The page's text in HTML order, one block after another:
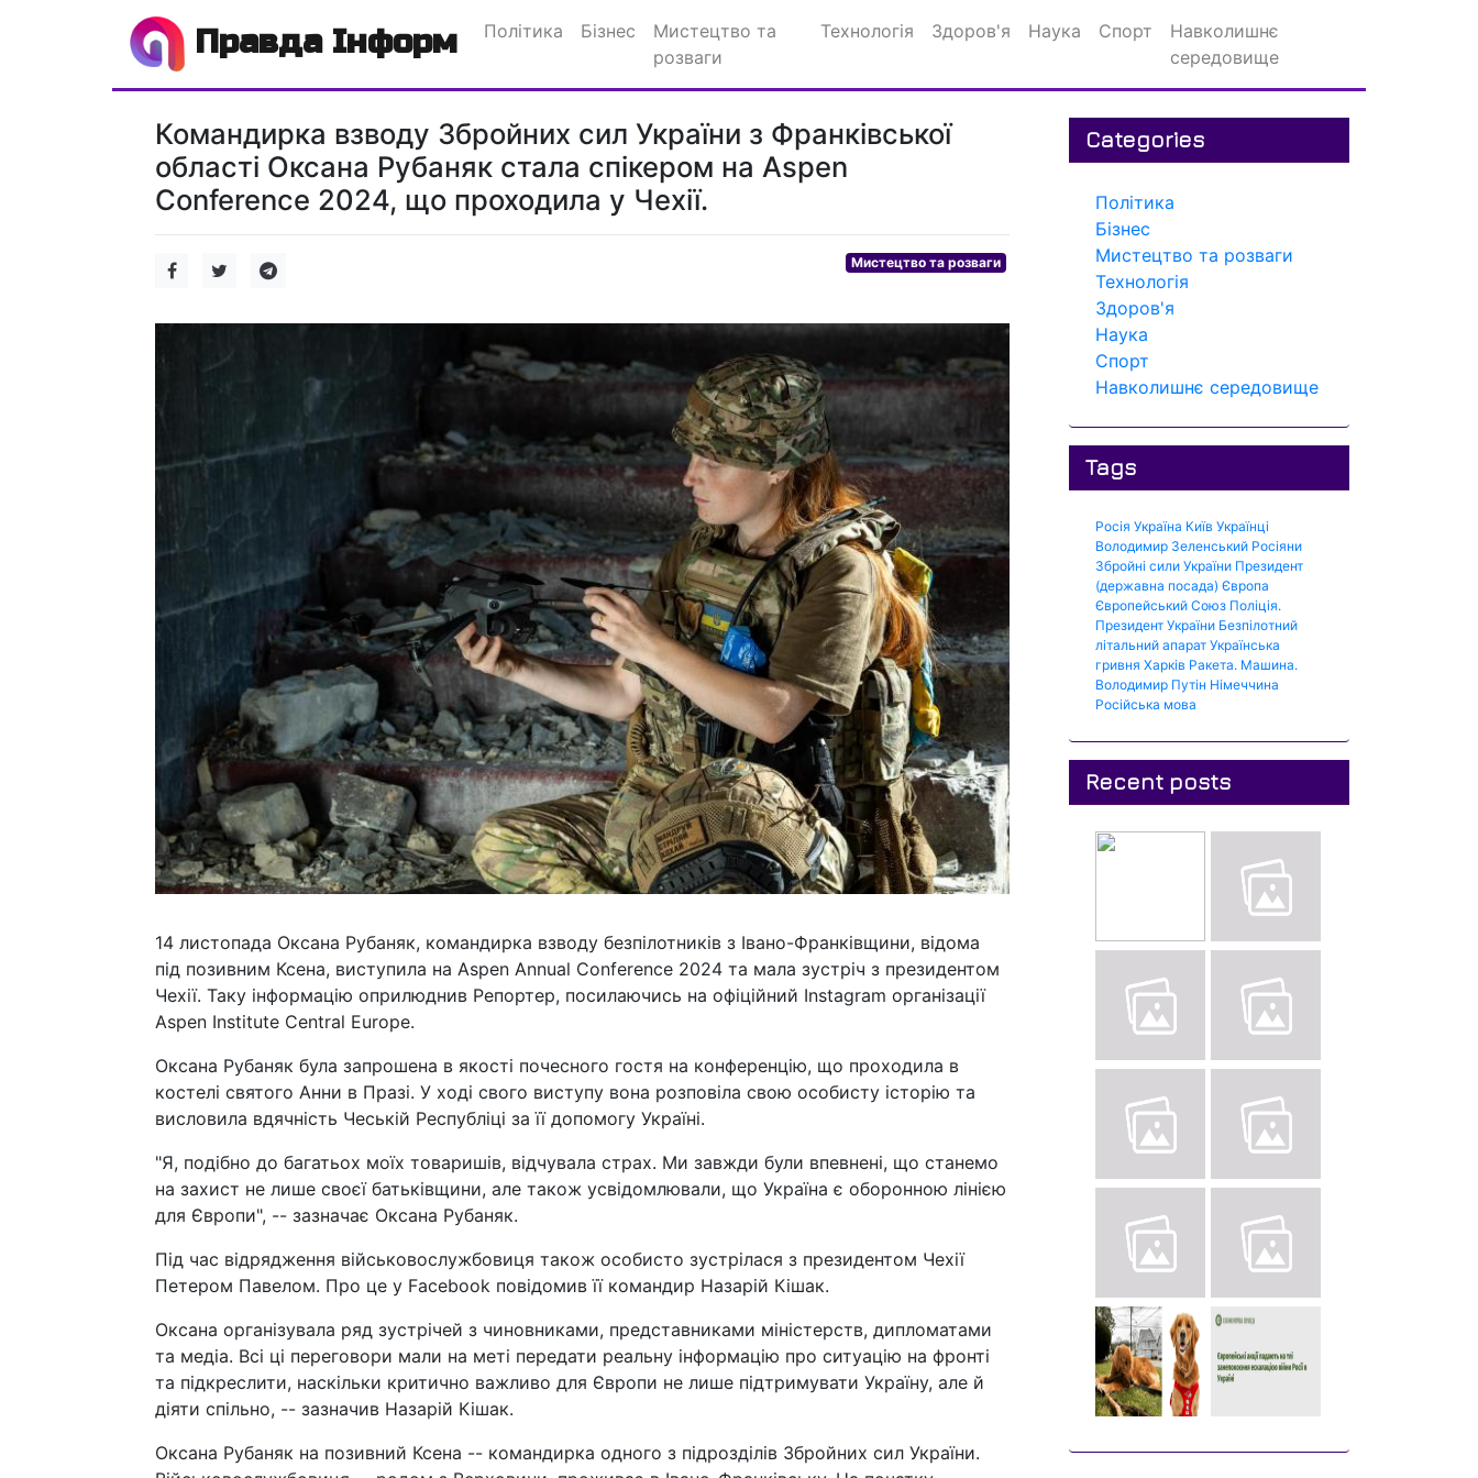
Правда Інформ Політика Бізнес
Мистецтво та
розваги
Технологія Здоров'я Наука Спорт
Навколишнє
середовище
Командирка взводу Збройних сил України з Франківської
області Оксана Рубаняк стала спікером на Aspen
Conference 2024, що проходила у Чехії.
Мистецтво та розваги
14 листопада Оксана Рубаняк, командирка взводу безпілотників з Івано-Франківщини, відома
під позивним Ксена, виступила на Aspen Annual Conference 2024 та мала зустріч з президентом
Чехії. Таку інформацію оприлюднив Репортер, посилаючись на офіційний Instagram організації
Aspen Institute Central Europe.
Оксана Рубаняк була запрошена в якості почесного гостя на конференцію, що проходила в
костелі святого Анни в Празі. У ході свого виступу вона розповіла свою особисту історію та
висловила вдячність Чеській Республіці за її допомогу Україні.
"Я, подібно до багатьох моїх товаришів, відчувала страх. Ми завжди були впевнені, що станемо
на захист не лише своєї батьківщини, але також усвідомлювали, що Україна є оборонною лінією
для Європи", -- зазначає Оксана Рубаняк.
Під час відрядження військовослужбовиця також особисто зустрілася з президентом Чехії
Петером Павелом. Про це у Facebook повідомив її командир Назарій Кішак.
Оксана організувала ряд зустрічей з чиновниками, представниками міністерств, дипломатами
та медіа. Всі ці переговори мали на меті передати реальну інформацію про ситуацію на фронті
та підкреслити, наскільки критично важливо для Європи не лише підтримувати Україну, але й
діяти спільно, -- зазначив Назарій Кішак.
Оксана Рубаняк на позивний Ксена -- командирка одного з підрозділів Збройних сил України.
Categories
Політика
Бізнес
Мистецтво та розваги
Технологія
Здоров'я
Наука
Спорт
Навколишнє середовище
Tags
Росія Україна Київ Українці
Володимир Зеленський Росіяни
Збройні сили України Президент
(державна посада) Європа
Європейський Союз Поліція.
Президент України Безпілотний
літальний апарат Українська
гривня Харків Ракета. Машина.
Володимир Путін Німеччина
Російська мова
Recent posts